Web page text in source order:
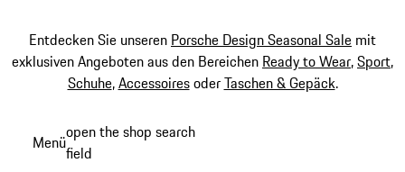
Entdecken Sie unseren Porsche Design Seasonal Sale mit
exklusiven Angeboten aus den Bereichen Ready to Wear,Sport,
Schuhe,AccessoiresoderTaschen & Gepäck.
Hauptinhalt
Menüopen the shop search
field